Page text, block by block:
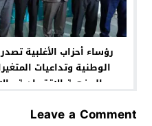
رؤساء أحزاب الأغلبية
الوطنية وتداعيات
الوضعية الاقتصادية
Leave a Comment